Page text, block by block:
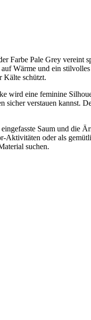
Farbe Pale Grey vereint
Wärme und ein
Kälte schützt.
wird eine feminine
sicher verstauen kannst.
Saum und die
Aktivitäten oder als
suchen.